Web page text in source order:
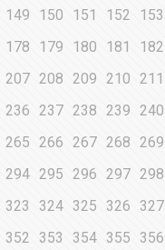
149 150 151 152 153
178 179 180 181 182
207 208 209 210 211
236 237 238 239 240
265 266 267 268 269
294 295 296 297 298
323 324 325 326 327
352 353 354 355 356